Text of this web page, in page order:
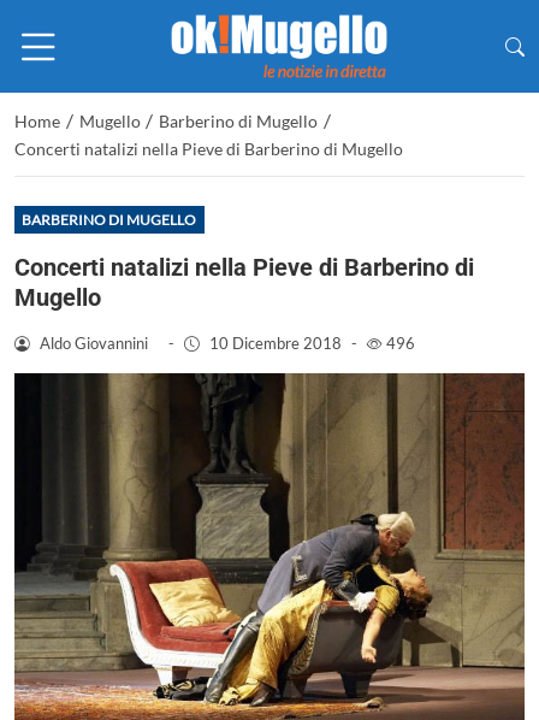
Home / Mugello / Barberino di Mugello /
Concerti natalizi nella Pieve di Barberino di Mugello
BARBERINO DI MUGELLO
Concerti natalizi nella Pieve di Barberino di
Mugello
Aldo Giovannini - 10 Dicembre 2018 - 496